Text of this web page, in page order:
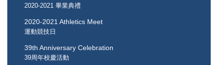
2020-2021 畢業典禮
2020-2021 Athletics Meet
運動競技日
39th Anniversary Celebration
39周年校慶活動